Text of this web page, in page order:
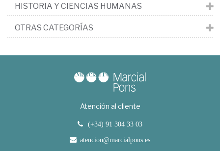
HISTORIA Y CIENCIAS HUMANAS
OTRAS CATEGORÍAS
Atención al cliente
(+34) 91 304 33 03
atencion@marcialpons.es